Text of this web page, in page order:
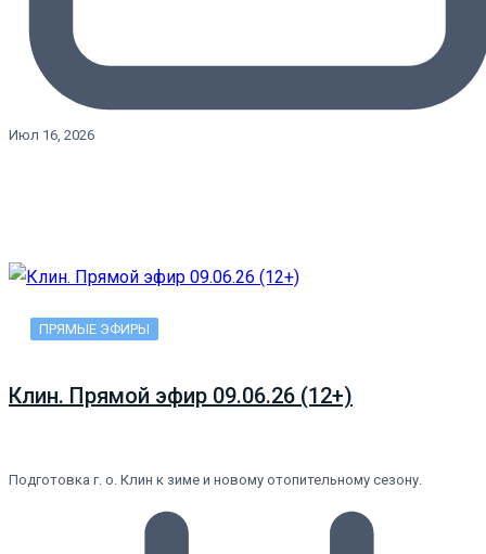
Июл 16, 2026
ПРЯМЫЕ ЭФИРЫ
Клин. Прямой эфир 09.06.26 (12+)
Подготовка г. о. Клин к зиме и новому отопительному сезону.